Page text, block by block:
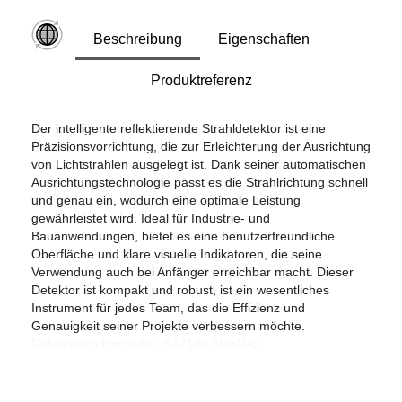
Beschreibung Eigenschaften
Produktreferenz
Der intelligente reflektierende Strahldetektor ist eine
Präzisionsvorrichtung, die zur Erleichterung der Ausrichtung
von Lichtstrahlen ausgelegt ist. Dank seiner automatischen
Ausrichtungstechnologie passt es die Strahlrichtung schnell
und genau ein, wodurch eine optimale Leistung
gewährleistet wird. Ideal für Industrie- und
Bauanwendungen, bietet es eine benutzerfreundliche
Oberfläche und klare visuelle Indikatoren, die seine
Verwendung auch bei Anfänger erreichbar macht. Dieser
Detektor ist kompakt und robust, ist ein wesentliches
Instrument für jedes Team, das die Effizienz und
Genauigkeit seiner Projekte verbessern möchte.